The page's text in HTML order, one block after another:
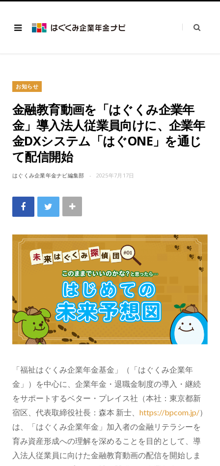
お知らせ
金融教育動画を「はぐくみ企業年
金」導入法人従業員向けに、企業年
金DXシステム「はぐONE」を通じ
て配信開始
はぐくみ企業年金ナビ編集部 2025年7月17日
「福祉はぐくみ企業年金基金」（「はぐくみ企業年
金」）を中心に、企業年金・退職金制度の導入・継続
をサポートするベター・プレイス社（本社：東京都新
宿区、代表取締役社長：森本 新士、 https://bpcom.jp/）
は、「はぐくみ企業年金」加入者の金融リテラシーを
育み資産形成への理解を深めることを目的として、導
入法人従業員に向けた金融教育動画の配信を開始しま